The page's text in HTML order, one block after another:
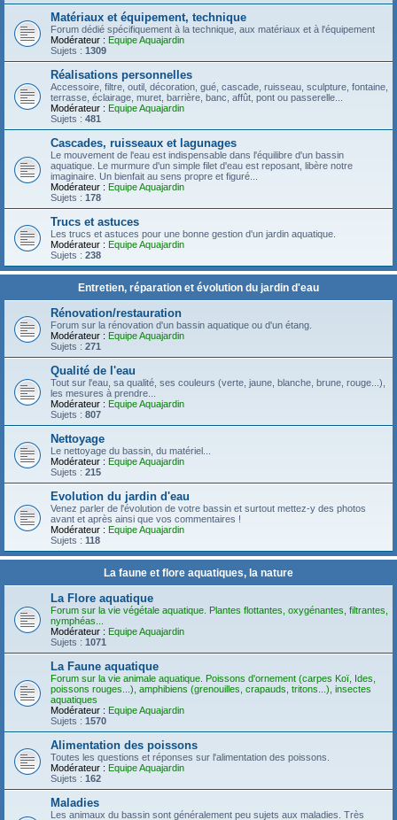
Matériaux et équipement, technique
Forum dédié spécifiquement à la technique, aux matériaux et à l'équipement
Modérateur : Equipe Aquajardin
Sujets : 1309
Réalisations personnelles
Accessoire, filtre, outil, décoration, gué, cascade, ruisseau, sculpture, fontaine,
terrasse, éclairage, muret, barrière, banc, affût, pont ou passerelle...
Modérateur : Equipe Aquajardin
Sujets : 481
Cascades, ruisseaux et lagunages
Le mouvement de l'eau est indispensable dans l'équilibre d'un bassin
aquatique. Le murmure d'un simple filet d'eau est reposant, libère notre
imaginaire. Un bienfait au sens propre et figuré...
Modérateur : Equipe Aquajardin
Sujets : 178
Trucs et astuces
Les trucs et astuces pour une bonne gestion d'un jardin aquatique.
Modérateur : Equipe Aquajardin
Sujets : 238
Entretien, réparation et évolution du jardin d'eau
Rénovation/restauration
Forum sur la rénovation d'un bassin aquatique ou d'un étang.
Modérateur : Equipe Aquajardin
Sujets : 271
Qualité de l'eau
Tout sur l'eau, sa qualité, ses couleurs (verte, jaune, blanche, brune, rouge...),
les mesures à prendre...
Modérateur : Equipe Aquajardin
Sujets : 807
Nettoyage
Le nettoyage du bassin, du matériel...
Modérateur : Equipe Aquajardin
Sujets : 215
Evolution du jardin d'eau
Venez parler de l'évolution de votre bassin et surtout mettez-y des photos
avant et après ainsi que vos commentaires !
Modérateur : Equipe Aquajardin
Sujets : 118
La faune et flore aquatiques, la nature
La Flore aquatique
Forum sur la vie végétale aquatique. Plantes flottantes, oxygénantes, filtrantes,
nymphéas...
Modérateur : Equipe Aquajardin
Sujets : 1071
La Faune aquatique
Forum sur la vie animale aquatique. Poissons d'ornement (carpes Koï, Ides,
poissons rouges...), amphibiens (grenouilles, crapauds, tritons...), insectes
aquatiques
Modérateur : Equipe Aquajardin
Sujets : 1570
Alimentation des poissons
Toutes les questions et réponses sur l'alimentation des poissons.
Modérateur : Equipe Aquajardin
Sujets : 162
Maladies
Les animaux du bassin sont généralement peu sujets aux maladies. Très